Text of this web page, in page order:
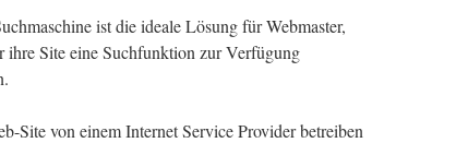
ist die ideale Lösung für Webmaster,
ihre Site eine Suchfunktion zur Verfügung
Site von einem Internet Service Provider betreiben